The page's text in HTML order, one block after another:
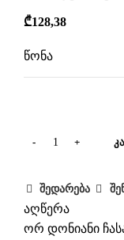
₾128,38
წონა
შედარება
აღწერა
ორ დონიანი